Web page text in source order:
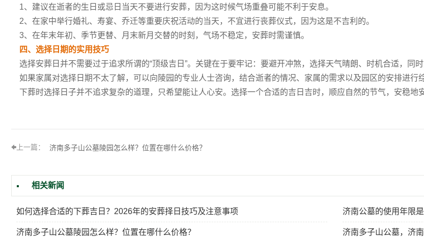
1、建议在逝者的生日或忌日当天不要进行安葬，因为这时候气场重叠可能不利于安息。
2、在家中举行婚礼、寿宴、乔迁等重要庆祝活动的当天，不宜进行丧葬仪式，因为这是不吉利的。
3、在年末年初、季节更替、月末新月交替的时刻，气场不稳定，安葬时需谨慎。
四、选择日期的实用技巧
选择安葬日并不需要过于追求所谓的“顶级吉日”。关键在于要牢记：要避开冲煞，选择天气晴朗、时机合适，同
如果家属对选择日期不太了解，可以向陵园的专业人士咨询，结合逝者的情况、家属的需求以及园区的安排进行
下葬时选择日子并不追求复杂的道理，只希望能让人心安。选择一个合适的吉日吉时，顺应自然的节气，安稳地
上一篇： 济南多子山公墓陵园怎么样？位置在哪什么价格？
相关新闻
如何选择合适的下葬吉日？2026年的安葬择日技巧及注意事项 济南公墓的使用年限
济南多子山公墓陵园怎么样？位置在哪什么价格？ 济南多子山公墓，济